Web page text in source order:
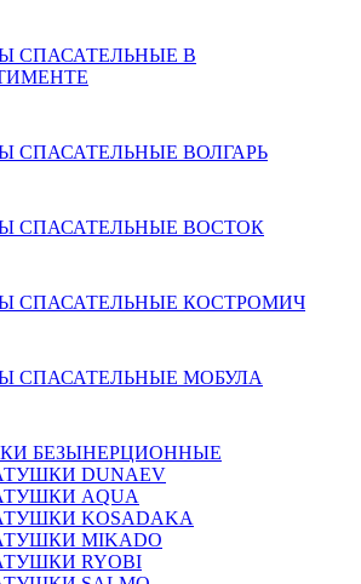
СПАСАТЕЛЬНЫЕ В
СПАСАТЕЛЬНЫЕ ВОЛГАРЬ
СПАСАТЕЛЬНЫЕ ВОСТОК
СПАСАТЕЛЬНЫЕ КОСТРОМИЧ
СПАСАТЕЛЬНЫЕ МОБУЛА
БЕЗЫНЕРЦИОННЫЕ
DUNAEV
AQUA
KOSADAKA
MIKADO
RYOBI